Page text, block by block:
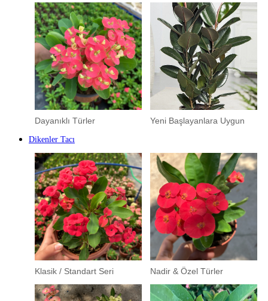
Dayanıklı Türler Yeni Başlayanlara Uygun
Dikenler Tacı
Klasik / Standart Seri Nadir & Özel Türler